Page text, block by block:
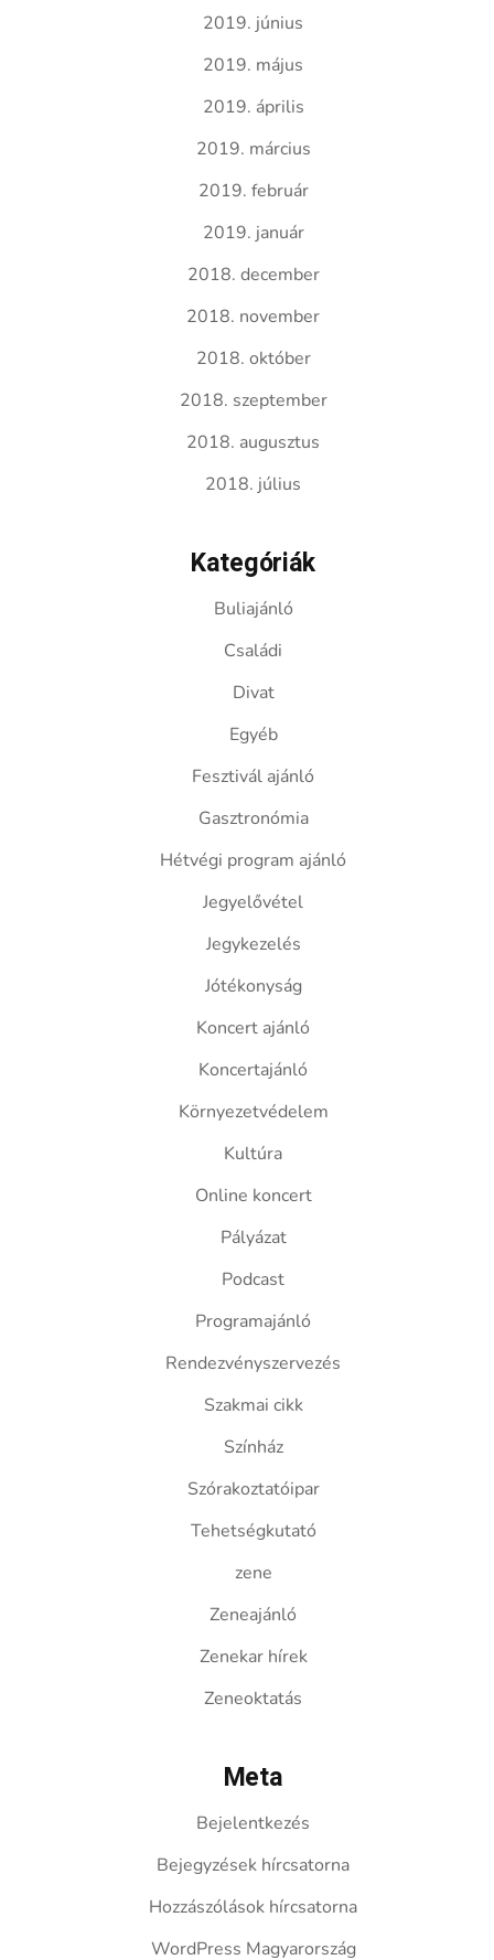
2019. június
2019. május
2019. április
2019. március
2019. február
2019. január
2018. december
2018. november
2018. október
2018. szeptember
2018. augusztus
2018. július
Kategóriák
Buliajánló
Családi
Divat
Egyéb
Fesztivál ajánló
Gasztronómia
Hétvégi program ajánló
Jegyelővétel
Jegykezelés
Jótékonyság
Koncert ajánló
Koncertajánló
Környezetvédelem
Kultúra
Online koncert
Pályázat
Podcast
Programajánló
Rendezvényszervezés
Szakmai cikk
Színház
Szórakoztatóipar
Tehetségkutató
zene
Zeneajánló
Zenekar hírek
Zeneoktatás
Meta
Bejelentkezés
Bejegyzések hírcsatorna
Hozzászólások hírcsatorna
WordPress Magyarország